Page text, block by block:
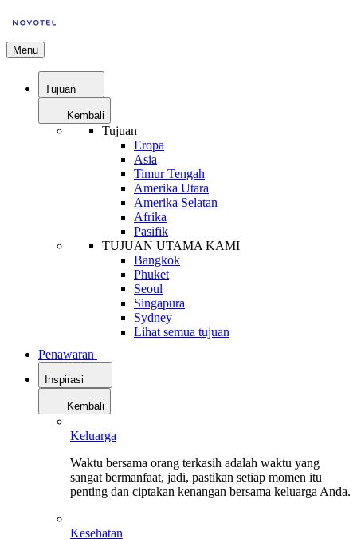
Menu
Tujuan
Kembali
Tujuan
Eropa
Asia
Timur Tengah
Amerika Utara
Amerika Selatan
Afrika
Pasifik
TUJUAN UTAMA KAMI
Bangkok
Phuket
Seoul
Singapura
Sydney
Lihat semua tujuan
Penawaran
Inspirasi
Kembali
Keluarga
Waktu bersama orang terkasih adalah waktu yang
sangat bermanfaat, jadi, pastikan setiap momen itu
penting dan ciptakan kenangan bersama keluarga Anda.
Kesehatan